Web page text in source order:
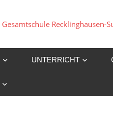
UNTERRICHT